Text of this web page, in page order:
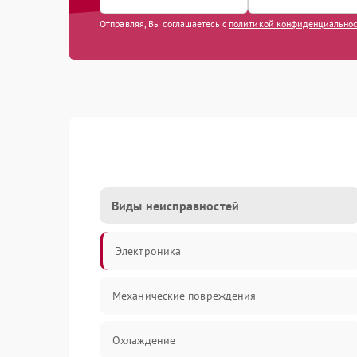
Отправляя, Вы соглашаетесь с политикой
Виды неисправностей
Электроника
Механические повреждения
Охлаждение